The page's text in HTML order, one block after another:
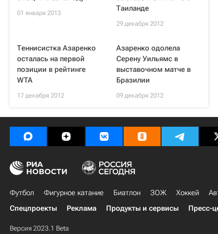
01 января 2013
Таиланде
29 декабря 2012
Теннисистка Азаренко
осталась на первой
позиции в рейтинге
WTA
17 декабря 2012
Азаренко одолела
Серену Уильямс в
выставочном матче в
Бразилии
09 декабря 2012
Футбол Фигурное катание Биатлон ЗОЖ Хоккей
Спецпроекты
Реклама Продукты и сервисы Пресс-
Версия 2023.1 Beta